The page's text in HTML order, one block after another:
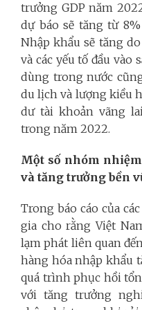
trưởng GDP năm
dự báo sẽ tăng từ
Nhập khẩu sẽ tăng
và các yếu tố đầu vào
dùng trong nước
du lịch và lượng kiều
dư tài khoản vãng
trong năm 2022.
Một số nhóm
và tăng trưởng bền
Trong báo cáo của
gia cho rằng Việt
lạm phát liên quan
hàng hóa nhập khẩu
quá trình phục hồi
với tăng trưởng